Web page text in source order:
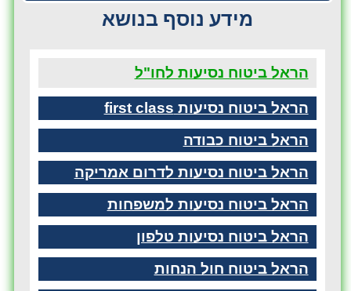
מידע נוסף בנושא
הראל ביטוח נסיעות לחו"ל
הראל ביטוח נסיעות first class
הראל ביטוח כבודה
הראל ביטוח נסיעות לדרום אמריקה
הראל ביטוח נסיעות למשפחות
הראל ביטוח נסיעות טלפון
הראל ביטוח חול הנחות